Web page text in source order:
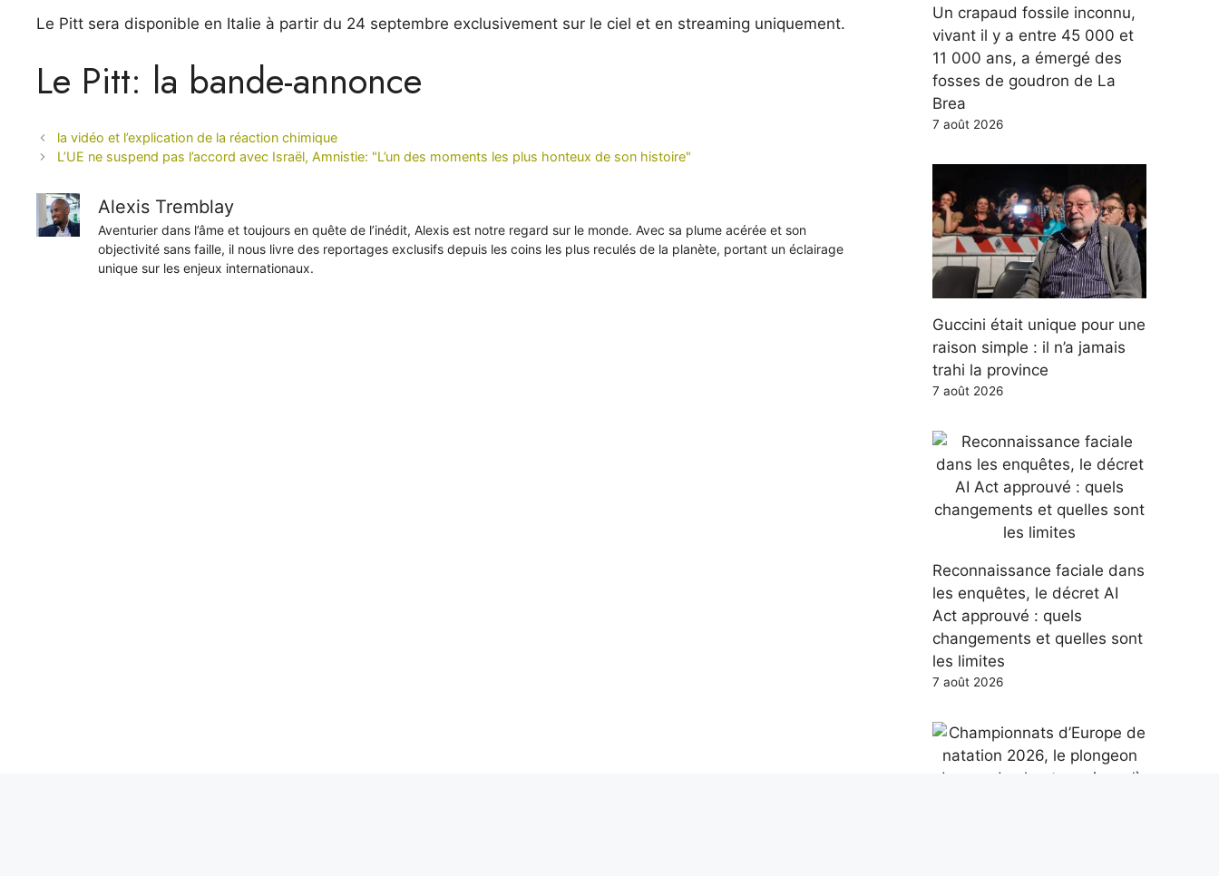
Le Pitt sera disponible en Italie à partir du 24 septembre exclusivement sur le ciel et en streaming uniquement.
Le Pitt: la bande-annonce
la vidéo et l’explication de la réaction chimique
L’UE ne suspend pas l’accord avec Israël, Amnistie: "L’un des moments les plus honteux de son histoire"
Alexis Tremblay
Aventurier dans l’âme et toujours en quête de l’inédit, Alexis est notre regard sur le monde. Avec sa plume acérée et son
objectivité sans faille, il nous livre des reportages exclusifs depuis les coins les plus reculés de la planète, portant un éclairage
unique sur les enjeux internationaux.
Un crapaud fossile inconnu,
vivant il y a entre 45 000 et
11 000 ans, a émergé des
fosses de goudron de La
Brea
7 août 2026
Guccini était unique pour une
raison simple : il n’a jamais
trahi la province
7 août 2026
Reconnaissance faciale dans
les enquêtes, le décret AI
Act approuvé : quels
changements et quelles sont
les limites
7 août 2026